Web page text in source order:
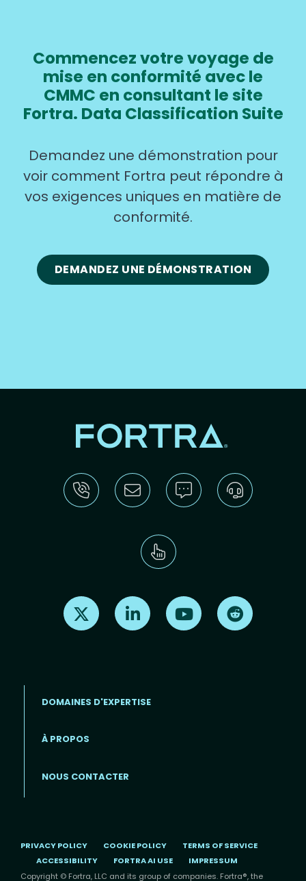
Commencez votre voyage de
mise en conformité avec le
CMMC en consultant le site
Fortra. Data Classification Suite
Demandez une démonstration pour
voir comment Fortra peut répondre à
vos exigences uniques en matière de
conformité.
DEMANDEZ UNE DÉMONSTRATION
Find us on X Find us on LinkedInFind us on Youtube
DOMAINES D'EXPERTISE
À PROPOS
NOUS CONTACTER
PRIVACY POLICY COOKIE POLICY
TERMS OF SERVICE
ACCESSIBILITY
FORTRA AI USE
IMPRESSUM
Copyright © Fortra, LLC and its group of companies. Fortra®, the